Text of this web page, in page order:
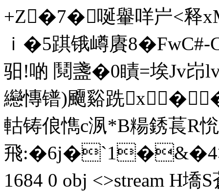
+Z�7�唌轝咩屵<
ｉ�5踑锇嶟賡8�
驲!啲 鬩盞�0瞔=埃Jv
纞慱镨)飅谿跣x�
軲铸俍懏c洬*B糃銹萇R
飛:�6j�`1�&�4>淛
1684 0 obj <>stream H